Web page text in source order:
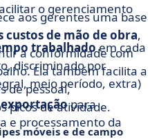
o gerenciamento
trabalhadoem cada
discriminado por
meio período, extra)
para
e processamento da
aos gerentes uma base
custos de mão de obra,
a conformidade com
Ela também facilita a
de pessoal,
picos de atividade.
móveis e de campo